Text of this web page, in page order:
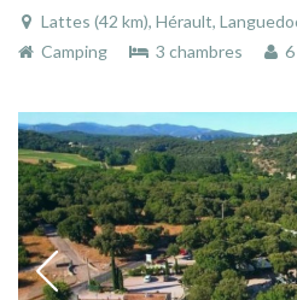
Lattes (42 km), Hérault,
Camping
3 chambres